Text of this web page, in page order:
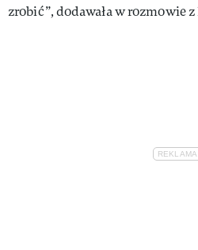
zrobić”, dodawała w rozmowie